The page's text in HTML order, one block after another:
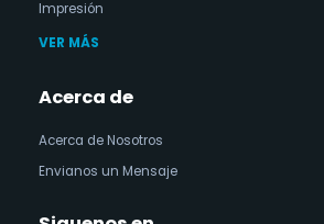
Impresión
VER MÁS
Acerca de
Acerca de Nosotros
Envianos un Mensaje